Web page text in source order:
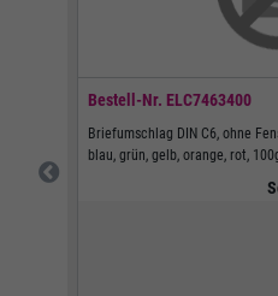
1
Bestell-Nr. ELC7463400
Briefumschlag DIN C6, ohne
blau, grün, gelb, orange, rot,